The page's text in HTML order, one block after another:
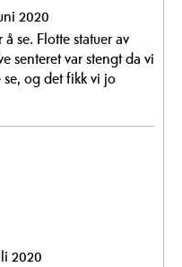
2020
se. Flotte statuer av
senteret var stengt da vi
og det fikk vi jo
2020